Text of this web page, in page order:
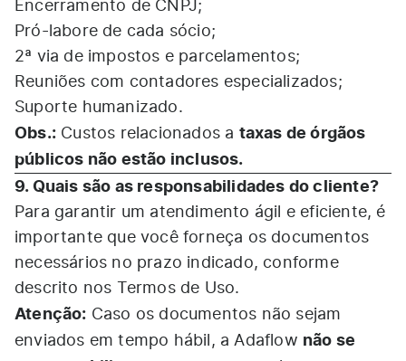
Encerramento de CNPJ;
Pró-labore de cada sócio;
2ª via de impostos e parcelamentos;
Reuniões com contadores especializados;
Suporte humanizado.
Obs.: Custos relacionados a taxas de órgãos
públicos não estão inclusos.
9. Quais são as responsabilidades do cliente?
Para garantir um atendimento ágil e eficiente, é
importante que você forneça os documentos
necessários no prazo indicado, conforme
descrito nos Termos de Uso.
Atenção: Caso os documentos não sejam
enviados em tempo hábil, a Adaflow não se